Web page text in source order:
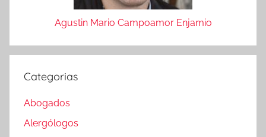
Agustin Mario Campoamor Enjamio
Categorias
Abogados
Alergólogos